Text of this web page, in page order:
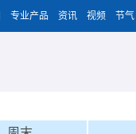
专业产品 资讯 视频 节气